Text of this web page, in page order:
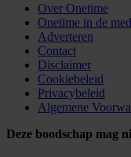
Over Onetime
Onetime in de
Adverteren
Contact
Disclaimer
Cookiebeleid
Privacybeleid
Algemene
Deze boodschap mag